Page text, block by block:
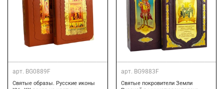
арт. BG0889F
Святые образы. Русские иконы
арт. BG9883F
Святые покровители Земли